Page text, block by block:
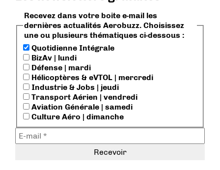
Recevez dans votre boite e-mail les
dernières actualités Aerobuzz. Choisissez
une ou plusieurs thématiques ci-dessous :
Quotidienne Intégrale
BizAv | lundi
Défense | mardi
Hélicoptères & eVTOL | mercredi
Industrie & Jobs | jeudi
Transport Aérien | vendredi
Aviation Générale | samedi
Culture Aéro | dimanche